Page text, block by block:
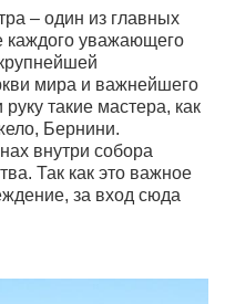
– один из главных
каждого уважающего
мира и важнейшего
такие мастера, как
Бернини.
внутри собора
Так как это важное
за вход сюда